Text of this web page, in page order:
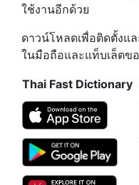
ใช้งานอีกด้วย
ดาวน์โหลดเพื่อติดตั้งแ
ในมือถือและแท็บเล็ตข
Thai Fast Dictionary